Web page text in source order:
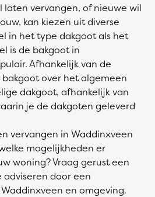
laten vervangen, of nieuwe wil
kan kiezen uit diverse
in het type dakgoot als het
is de bakgoot in
Afhankelijk van de
over het algemeen
dakgoot, afhankelijk van
je de dakgoten geleverd
vervangen in Waddinxveen
mogelijkheden er
woning? Vraag gerust een
door een
en omgeving.